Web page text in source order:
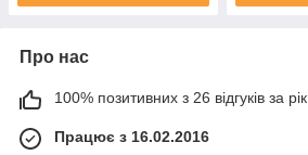
Про нас
100% позитивних з 26 відгуків за рік
Працює з 16.02.2016